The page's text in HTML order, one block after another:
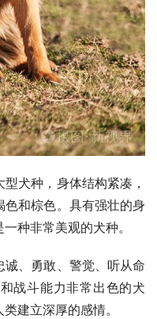
犬种，身体结构紧凑，
和棕色。具有强壮的身
种非常美观的犬种。
、勇敢、警觉、听从命
战斗能力非常出色的犬
建立深厚的感情。